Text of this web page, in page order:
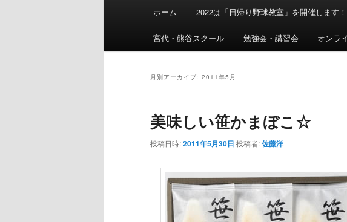
メ
ホーム 2022は「日帰り野球教室」を開催します！
宮代・熊谷スクール 勉強会・講習会 オンラ
月別アーカイブ: 2011年5月
美味しい笹かまぼこ☆
投稿日時:2011年5月30日 投稿者:佐藤洋